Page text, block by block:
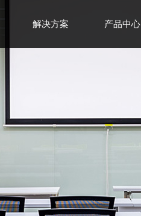
解决方案 产品中心